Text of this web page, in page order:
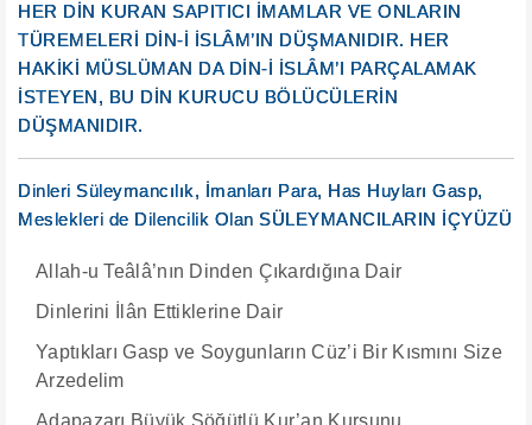
HER DİN KURAN SAPITICI İMAMLAR VE ONLARIN
TÜREMELERİ DİN-İ İSLÂM’IN DÜŞMANIDIR. HER
HAKİKİ MÜSLÜMAN DA DİN-İ İSLÂM’I PARÇALAMAK
İSTEYEN, BU DİN KURUCU BÖLÜCÜLERİN
DÜŞMANIDIR.
Dinleri Süleymancılık, İmanları Para, Has Huyları Gasp,
Meslekleri de Dilencilik Olan SÜLEYMANCILARIN İÇYÜZÜ
Allah-u Teâlâ’nın Dinden Çıkardığına Dair
Dinlerini İlân Ettiklerine Dair
Yaptıkları Gasp ve Soygunların Cüz’i Bir Kısmını Size
Arzedelim
Adapazarı Büyük Söğütlü Kur’an Kursunu